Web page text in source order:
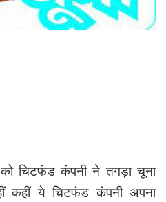
चिटफंड कंपनी ने तगड़ा चूना
कहीं ये चिटफंड कंपनी अपना